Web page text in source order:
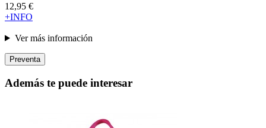
12,95 €
+INFO
Ver más información
Preventa
Además te puede interesar